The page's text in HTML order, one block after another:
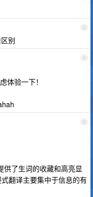
3
别
4
体验一下！
5
供了生词的收藏和高亮显
翻译主要集中于信息的有